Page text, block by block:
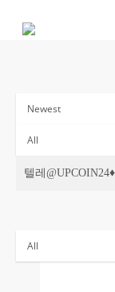
주간 IAM